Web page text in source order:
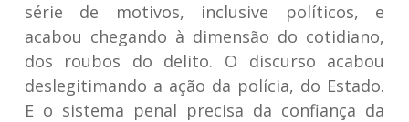
série de motivos, inclusive políticos, e
acabou chegando à dimensão do cotidiano,
dos roubos do delito. O discurso acabou
deslegitimando a ação da polícia, do Estado.
E o sistema penal precisa da confiança da